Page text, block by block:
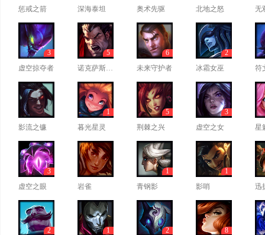
惩戒之箭
深海泰坦
奥术先驱
北地之怒
无
虚空掠夺者
3
诺克萨斯之手
5
未来守护者
6
冰霜女巫
2
符
影流之镰 暮光星灵
1
荆棘之兴
5
虚空之女
3
星
虚空之眼
3
岩雀
青钢影
1
影哨
1
迅
2
1
2
8